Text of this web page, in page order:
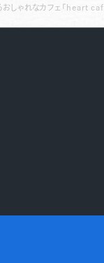
おしゃれなカフェ「heart